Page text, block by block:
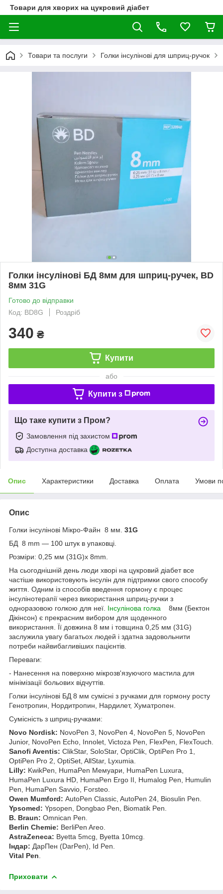
Товари для хворих на цукровий діабет
Товари та послуги Голки інсулінові для шприц-ручок
Голки інсулінові БД 8мм для шприц-ручек, BD
8мм 31G
Готово до відправки
Код: BD8G
Роздріб
340 ₴
Купити
або
Купити з
Що таке купити з Пром?
Замовлення під захистом
Доступна доставка
Опис Характеристики Доставка Оплата Умови
Опис
Голки інсулінові Мікро-Файн 8 мм. 31G
БД 8 mm ― 100 штук в упаковці.
Розміри: 0,25 мм (31G)x 8mm.
На сьогоднішній день люди хворі на цукровий діабет все
частіше використовують інсулін для підтримки свого способу
життя. Одним із способів введення гормону є процес
інсулінотерапії через використання шприц-ручки з
одноразовою голкою для неї. Інсулінова голка 8мм (Бектон
Дікінсон) є прекрасним вибором для щоденного
використання. Її довжина 8 мм і товщина 0,25 мм (31G)
заслужила увагу багатьох людей і здатна задовольнити
потреби найвибагливіших пацієнтів.
Переваги:
- Нанесення на поверхню мікрозв'язуючого мастила для
мінімізації больових відчуттів.
Голки інсулінові БД 8 мм сумісні з ручками для гормону росту
Генотропин, Нордитропин, Нардилет, Хуматропен.
Сумісність з шприц-ручками:
Novo Nordisk: NovoPen 3, NovoPen 4, NovoPen 5, NovoPen
Junior, NovoPen Echo, Innolet, Victoza Pen, FlexPen, FlexTouch.
Sanofi Aventis: ClikStar, SoloStar, OptiClik, OptiPen Pro 1,
OptiPen Pro 2, OptiSet, AllStar, Lyxumia.
Lilly: KwikPen, HumaPen Мемуари, HumaPen Luxura,
HumaPen Luxura HD, HumaPen Ergo II, Humalog Pen, Humulin
Pen, HumaPen Savvio, Forsteo.
Owen Mumford: AutoPen Classic, AutoPen 24, Biosulin Pen.
Ypsomed: Ypsopen, Dongbao Pen, Biomatik Pen.
B. Braun: Omnican Pen.
Berlin Chemie: BerliPen Areo.
AstraZeneca: Byetta 5mcg, Byetta 10mcg.
Індар: ДарПен (DarPen), Id Pen.
Vital Pen
Приховати